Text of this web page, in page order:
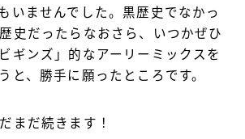
いませんでした。黒歴史でなかっ
史だったらなおさら、いつかぜひ
ギンズ」的なアーリーミックスを
と、勝手に願ったところです。
まだ続きます！